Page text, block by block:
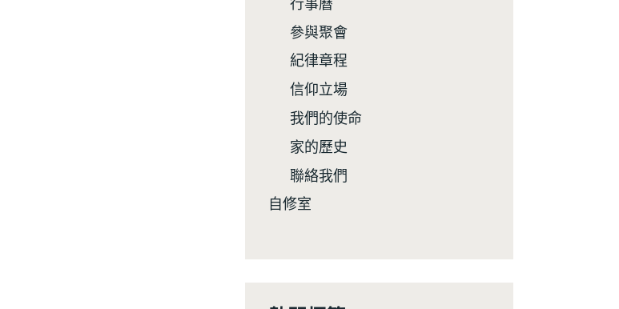
參與聚會
紀律章程
信仰立場
我們的使命
家的歷史
聯絡我們
自修室